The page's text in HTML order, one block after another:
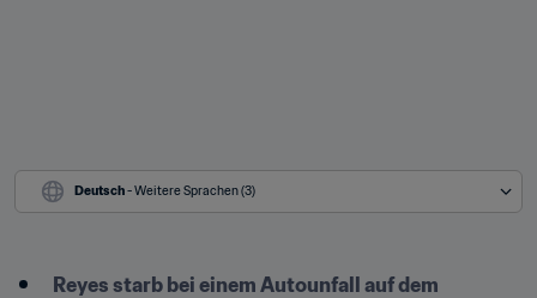
Deutsch - Weitere Sprachen (3)
Reyes starb bei einem Autounfall auf dem